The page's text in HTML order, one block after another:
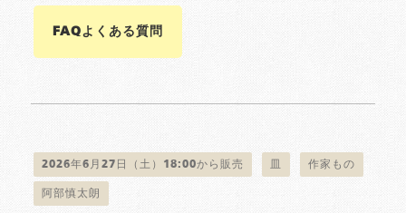
FAQよくある質問
2026年6月27日（土）18:00から販売 作家もの
阿部慎太朗